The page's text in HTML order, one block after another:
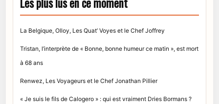
La Belgique, Olloy, Les Quat’ Voyes et le Chef Joffrey
Tristan, l’interprète de « Bonne, bonne humeur ce matin », est mort
à 68 ans
Renwez, Les Voyageurs et le Chef Jonathan Pillier
« Je suis le fils de Calogero » : qui est vraiment Dries Bormans ?